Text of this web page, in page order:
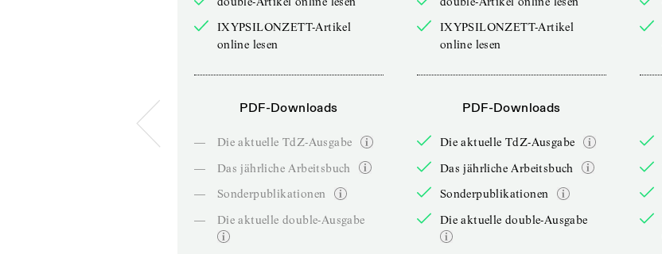
IXYPSILONZETT-Artikel
online lesen
PDF-Downloads
—
Die aktuelle TdZ-Ausgabe
—
Das jährliche Arbeitsbuch
—
Sonderpublikationen
—
Die aktuelle double-Ausgabe
IXYPSILONZETT-Artikel
online lesen
PDF-Downloads
Die aktuelle TdZ-Ausgabe
Das jährliche Arbeitsbuch
Sonderpublikationen
Die aktuelle double-Ausgabe